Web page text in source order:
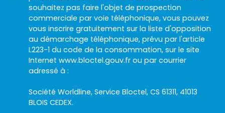
souhaitez pas faire l'objet de prospection
commerciale par voie téléphonique, vous pouvez
vous inscrire gratuitement sur la liste d'opposition
au démarchage téléphonique, prévu par l'article
L223-1 du code de la consommation, sur le site
Internet www.bloctel.gouv.fr ou par courrier
adressé à :
Société Worldline, Service Bloctel, CS 61311, 41013
BLOIS CEDEX.